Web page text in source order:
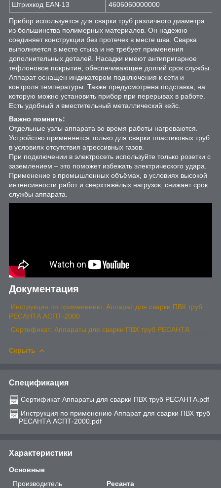
Штрихкод EAN-13 4606060000000
Прибор используется для сварки труб различного диаметра
из большинства полимерных материалов. Он надежно
соединяет конструкции без протечек в месте шва. Сварка
выполняется в месте стыка и не требует применения
дополнительных деталей. Насадки имеют антипригарное
тефлоновое покрытие, обеспечивающее долгий срок службы.
Аппарат оснащен индикатором подключения к сети и
контроля температуры. Также предусмотрена подставка, на
которую можно установить прибор при перерывах в работе.
Есть удобный и вместительный металлический кейс.
Важно помнить:
Отдельные узлы аппарата во время работы нагреваются.
Устройство применяется только для сварки пластиковых труб
в условиях отсутствия агрессивных газов.
При подключении в электросеть используйте только розетки с
заземлением – это поможет избежать электрического удара.
Применение в промышленных объёмах, в условиях высокой
интенсивности работ и сверхтяжёлых нагрузок, снижает срок
службы аппарата.
Документация
Инструкция по применению: Аппарат для сварки ПВХ труб
РЕСАНТА АСПТ-2000
Сертификат: Аппараты для сварки ПВХ труб РЕСАНТА
Скрыть
Спецификация
Сертификат Аппараты для сварки ПВХ труб РЕСАНТА.pdf
Инструкция по применению Аппарат для сварки ПВХ труб
РЕСАНТА АСПТ-2000.pdf
Характеристики
Основные
Производитель
Ресанта